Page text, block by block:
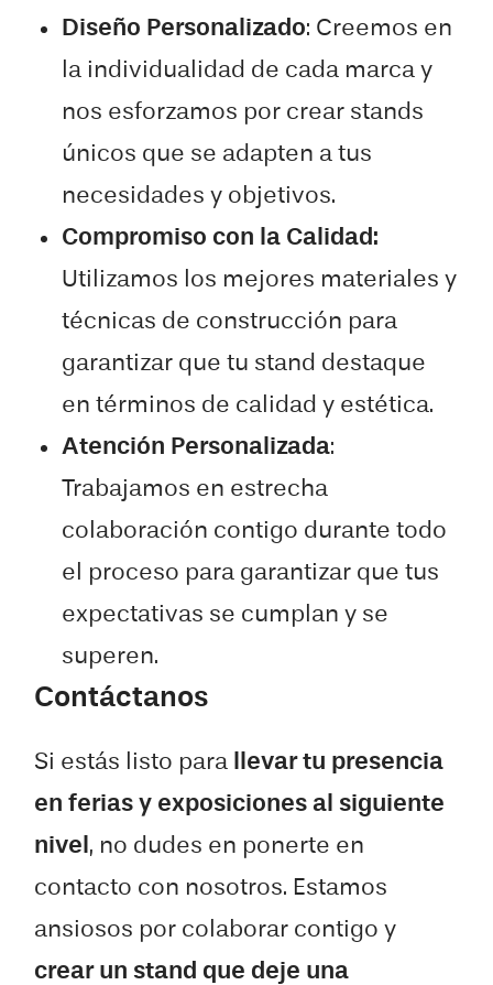
Diseño Personalizado: Creemos en
la individualidad de cada marca y
nos esforzamos por crear stands
únicos que se adapten a tus
necesidades y objetivos.
Compromiso con la Calidad:
Utilizamos los mejores materiales y
técnicas de construcción para
garantizar que tu stand destaque
en términos de calidad y estética.
Atención Personalizada:
Trabajamos en estrecha
colaboración contigo durante todo
el proceso para garantizar que tus
expectativas se cumplan y se
superen.
Contáctanos
Si estás listo para llevar tu presencia
en ferias y exposiciones al siguiente
nivel , no dudes en ponerte en
contacto con nosotros. Estamos
ansiosos por colaborar contigo y
crear un stand que deje una